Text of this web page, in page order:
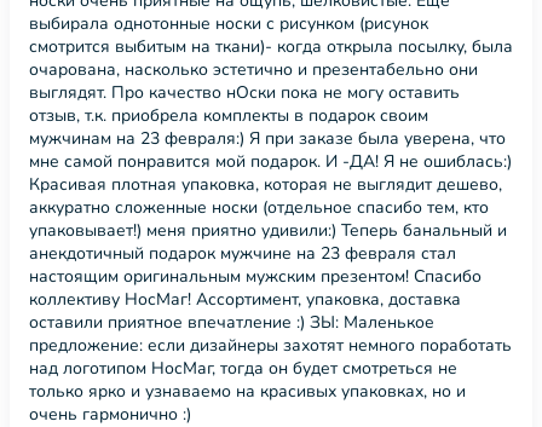
выбирала однотонные носки с рисунком (рисунок
смотрится выбитым на ткани)- когда открыла посылку, была
очарована, насколько эстетично и презентабельно они
выглядят. Про качество нОски пока не могу оставить
отзыв, т.к. приобрела комплекты в подарок своим
мужчинам на 23 февраля:) Я при заказе была уверена, что
мне самой понравится мой подарок. И -ДА! Я не ошиблась:)
Красивая плотная упаковка, которая не выглядит дешево,
аккуратно сложенные носки (отдельное спасибо тем, кто
упаковывает!) меня приятно удивили:) Теперь банальный и
анекдотичный подарок мужчине на 23 февраля стал
настоящим оригинальным мужским презентом! Спасибо
коллективу НосМаг! Ассортимент, упаковка, доставка
оставили приятное впечатление :) ЗЫ: Маленькое
предложение: если дизайнеры захотят немного поработать
над логотипом НосМаг, тогда он будет смотреться не
только ярко и узнаваемо на красивых упаковках, но и
очень гармонично :)